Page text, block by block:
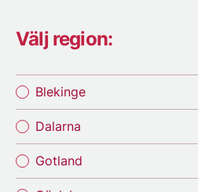
Välj region:
Blekinge
Dalarna
Gotland